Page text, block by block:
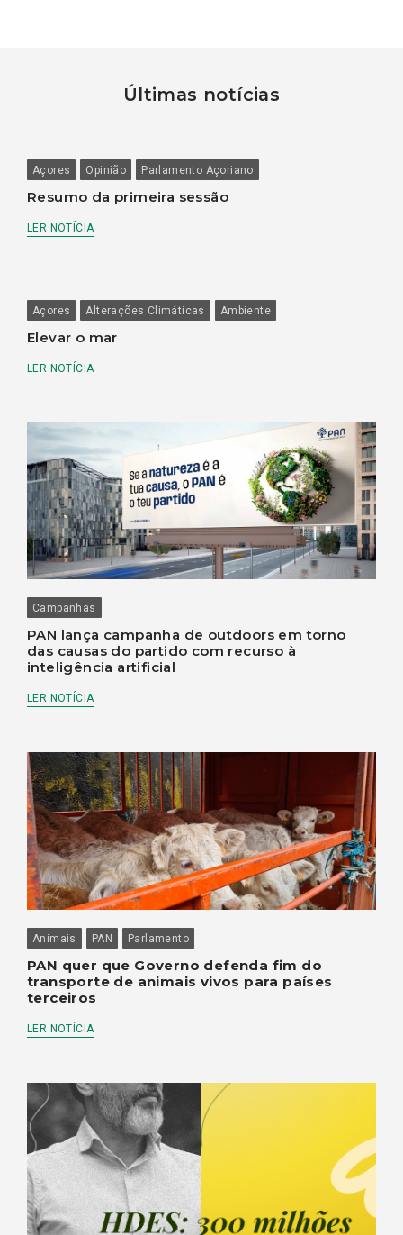
Últimas notícias
Açores Opinião Parlamento Açoriano
Resumo da primeira sessão
LER NOTÍCIA
Açores Alterações Climáticas Ambiente
Elevar o mar
LER NOTÍCIA
Campanhas
PAN lança campanha de outdoors em torno
das causas do partido com recurso à
inteligência artificial
LER NOTÍCIA
Animais PAN Parlamento
PAN quer que Governo defenda fim do
transporte de animais vivos para países
terceiros
LER NOTÍCIA